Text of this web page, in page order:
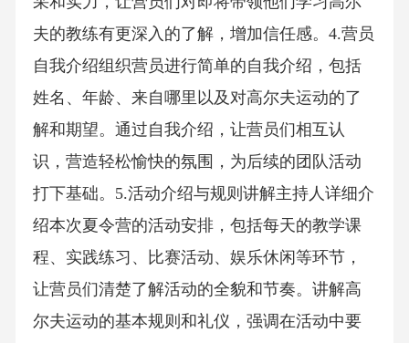
夫的教练有更深入的了解，增加信任感。4.营员
自我介绍组织营员进行简单的自我介绍，包括
姓名、年龄、来自哪里以及对高尔夫运动的了
解和期望。通过自我介绍，让营员们相互认
识，营造轻松愉快的氛围，为后续的团队活动
打下基础。5.活动介绍与规则讲解主持人详细介
绍本次夏令营的活动安排，包括每天的教学课
程、实践练习、比赛活动、娱乐休闲等环节，
让营员们清楚了解活动的全貌和节奏。讲解高
尔夫运动的基本规则和礼仪，强调在活动中要